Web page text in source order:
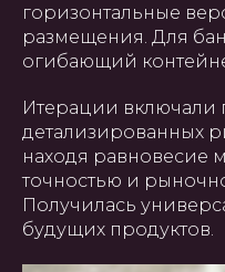
горизонтальные
размещения. Для
огибающий
Итерации включали
детализированных
находя равновесие
точностью и
Получилась
будущих продуктов.